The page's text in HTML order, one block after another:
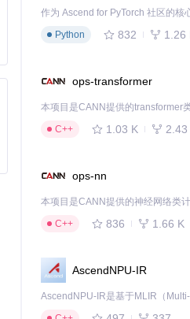
Python
832 1.26
ops-transformer
C++
1.03 K 2.43
ops-nn
C++
836 1.66 K
AscendNPU-IR